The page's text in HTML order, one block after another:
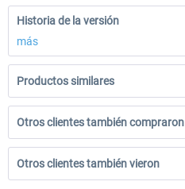
Historia de la versión
más
Productos similares
Otros clientes también compraron
Otros clientes también vieron